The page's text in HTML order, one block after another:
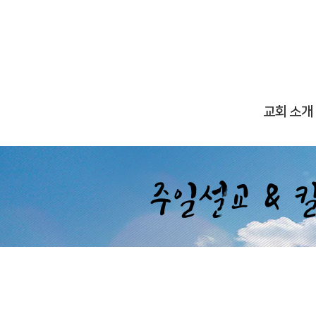
교회 소개
주일설교 &